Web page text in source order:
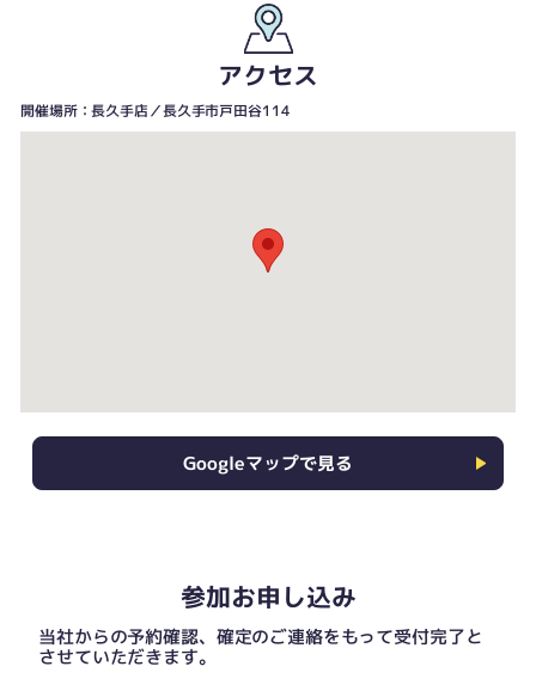
アクセス
開催場所：長久手店／長久手市戸田谷114
Googleマップで見る
参加お申し込み
当社からの予約確認、確定のご連絡をもって受付完了と
させていただきます。